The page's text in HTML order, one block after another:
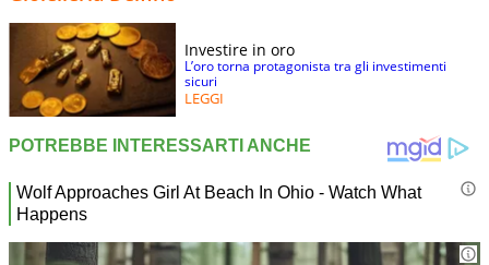
Investire in oro
L’oro torna protagonista tra gli investimenti
sicuri
LEGGI